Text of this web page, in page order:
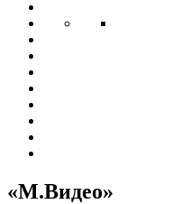
«М.Видео»